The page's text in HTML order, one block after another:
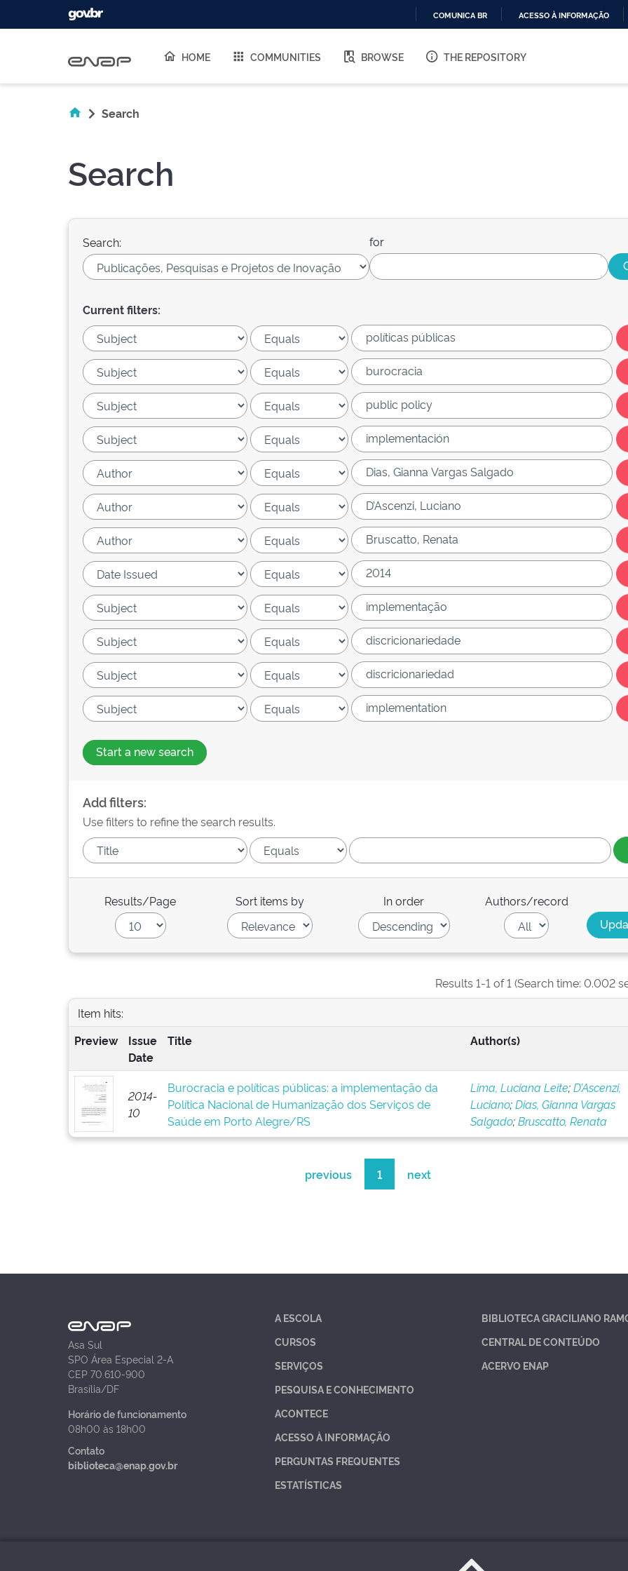
O
COMUNICA BR ACESSO À INFORMAÇÃO
HOME COMMUNITIES BROWSE THE REPOSITORY
Search
Search
Search: for
Current filters:
Start a new search
Add filters:
Use filters to refine the search results.
Results/Page Sort items by In order Authors/record
Results 1-1 of 1 (Search time: 0.002
Item hits:
Preview
Issue
Date
Title Author(s)
2014-
10
Burocracia e políticas públicas: a implementação da
Política Nacional de Humanização dos Serviços de
Saúde em Porto Alegre/RS
Lima, Luciana Leite;D’Ascenzi,
Luciano;Dias, Gianna Vargas
Salgado;Bruscatto, Renata
previous 1 next
Asa Sul
SPO Área Especial 2-A
CEP 70.610-900
Brasília/DF
Horário de funcionamento
08h00 às 18h00
Contato
biblioteca@enap.gov.br
A ESCOLA
CURSOS
SERVIÇOS
PESQUISA E CONHECIMENTO
ACONTECE
ACESSO À INFORMAÇÃO
PERGUNTAS FREQUENTES
ESTATÍSTICAS
BIBLIOTECA GRACILIANO
CENTRAL DE CONTEÚDO
ACERVO ENAP